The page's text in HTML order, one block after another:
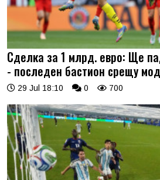
Сделка за 1 млрд. евро: Ще
- последен бастион срещу
29 Jul 18:10 0 700